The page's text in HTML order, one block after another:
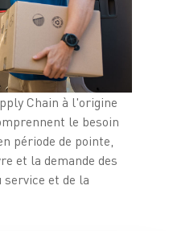
Chain à l'origine
le besoin
période de pointe,
et la demande des
et de la